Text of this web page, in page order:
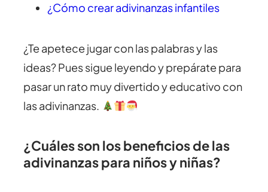
¿Cómo crear adivinanzas infantiles
¿Te apetece jugar con las palabras y las
ideas? Pues sigue leyendo y prepárate para
pasar un rato muy divertido y educativo con
las adivinanzas.
¿Cuáles son los beneficios de las
adivinanzas para niños y niñas?